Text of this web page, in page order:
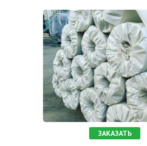
КАТАЛОГ
УСЛУГИ
НОВОСТИ
ПРОИЗВОДСТВО
ВОПРОС-ОТВЕТ
ПАКЕТЫ ДЛЯ МУСОРА
ЗАКАЗАТЬ